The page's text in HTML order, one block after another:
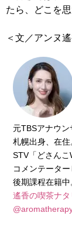
たら、どこを
＜文／アンヌ遙
元TBSアナウ
札幌出身、在
STV「どさんこ
コメンテータ
後期課程在籍
遙香の喫茶ナタ